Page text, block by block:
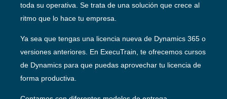
toda su operativa. Se trata de una solución que crece al
ritmo que lo hace tu empresa.
Ya sea que tengas una licencia nueva de Dynamics 365 o
versiones anteriores. En ExecuTrain, te ofrecemos cursos
de Dynamics para que puedas aprovechar tu licencia de
forma productiva.